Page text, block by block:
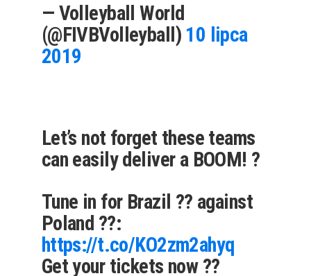
— Volleyball World
(@FIVBVolleyball) 10 lipca
2019
Let’s not forget these teams
can easily deliver a BOOM! ?
Tune in for Brazil ?? against
Poland ??:
https://t.co/KO2zm2ahyq
Get your tickets now ??